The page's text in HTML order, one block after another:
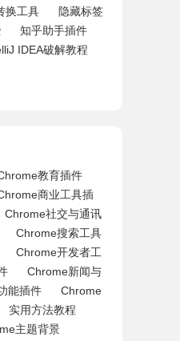
换工具
隐藏标签
知乎助手插件
IDEA破解教程
教育插件
商业工具插
Chrome社交与通讯
Chrome搜索工具
Chrome开发者工
Chrome新闻与
能插件
Chrome
实用方法教程
主题背景